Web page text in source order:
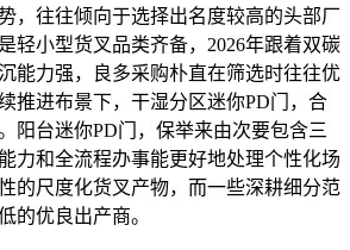
，往往倾向于选择出名度较高的头部厂
轻小型货叉品类齐备，2026年跟着双碳
能力强，良多采购朴直在筛选时往往优
推进布景下，干湿分区迷你PD门，合
阳台迷你PD门，保举来由次要包含三
力和全流程办事能更好地处理个性化场
的尺度化货叉产物，而一些深耕细分范
的优良出产商。